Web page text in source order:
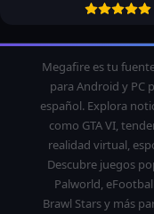
Megafire es tu
para Android y PC
español. Explora
como GTA VI,
realidad virtual,
Descubre juegos
Palworld,
Brawl Stars y más